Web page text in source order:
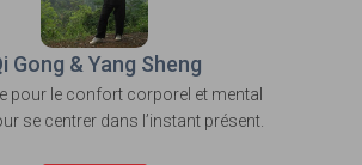
Gong & Yang Sheng
pour le confort corporel et mental
se centrer dans l’instant présent.